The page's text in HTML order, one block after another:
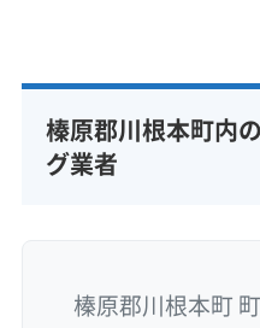
榛原郡川根本町内
グ業者
榛原郡川根本町